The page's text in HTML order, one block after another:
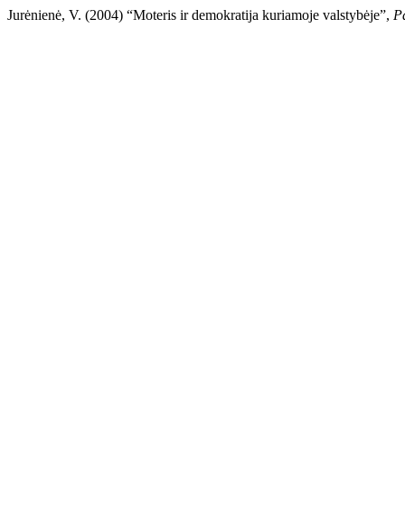
Jurėnienė, V. (2004) “Moteris ir demokratija kuriamoje valstybėje”,